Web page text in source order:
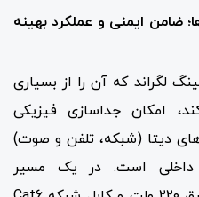
ضامن ایمنی و عملکرد بهینه
لگراند که آن را از بسیاری
امکان جداسازی فیزیکی
دیتا (شبکه، تلفن و صوت)
داخلی است. در یک مسیر